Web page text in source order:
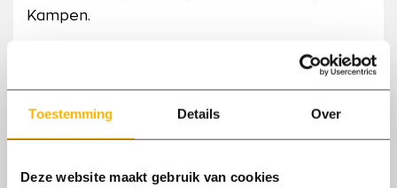
Toestemming Details Over
Deze website maakt gebruik van cookies
Kampen.
Bekijk nog meer vacatures
Naar vacatureoverzicht